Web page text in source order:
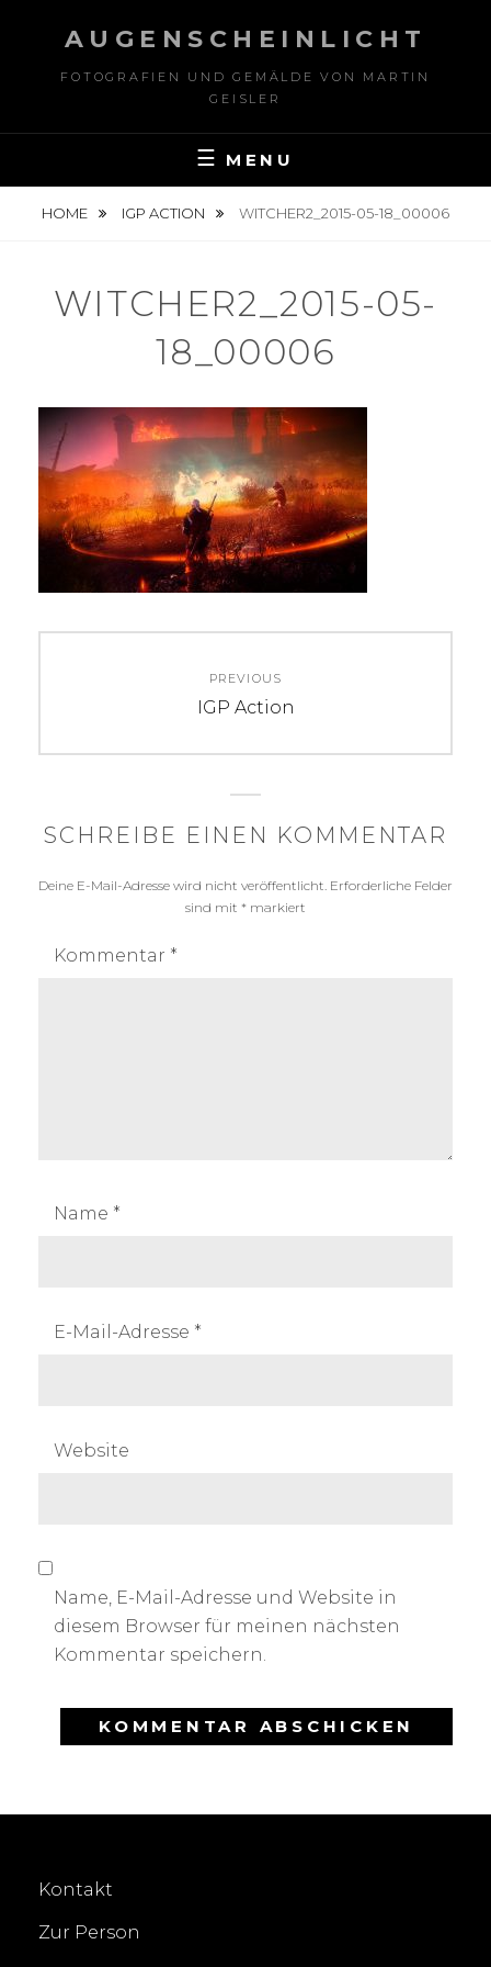
content
AUGENSCHEINLICHT
FOTOGRAFIEN UND GEMÄLDE VON MARTIN
GEISLER
MENU
HOME IGP ACTION WITCHER2_2015-05-18_00006
WITCHER2_2015-05-
18_00006
PREVIOUS
Previous
IGP Action
SCHREIBE EINEN KOMMENTAR
Deine E-Mail-Adresse wird nicht veröffentlicht. Erforderliche Felder
sind mit * markiert
Kommentar *
Name *
E-Mail-Adresse *
Website
Name, E-Mail-Adresse und Website in
diesem Browser für meinen nächsten
Kommentar speichern.
Kontakt
Zur Person